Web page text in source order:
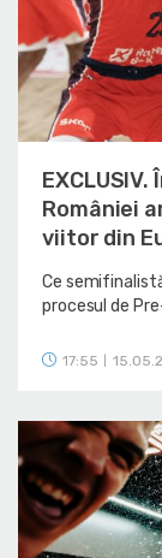
României
viitor din
Ce
procesul de
17:55